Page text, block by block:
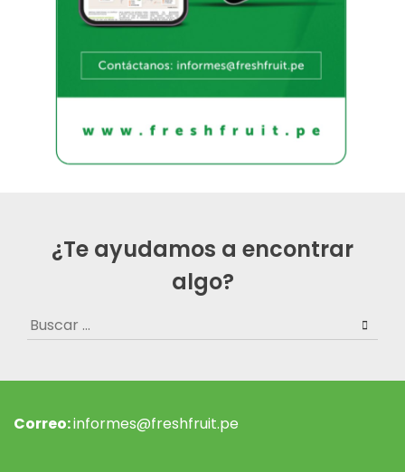
¿Te ayudamos a encontrar
algo?
Buscar:
Correo:informes@freshfruit.pe